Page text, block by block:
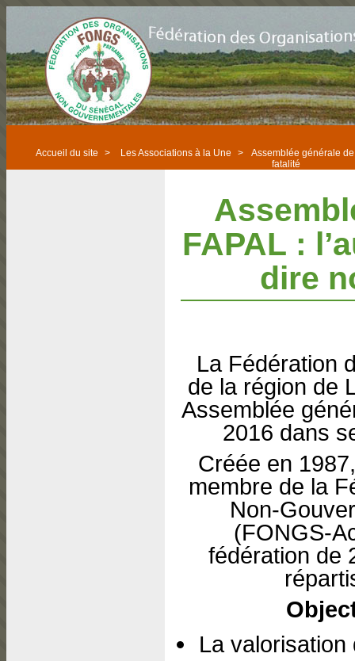
Accueil du site > Les Associations à la Une >
Assemblée générale
fatalité
FAPAL :
dire
La Fédération
de la région de
Assemblée
2016 dans
Créée en
membre de la
Non-
(FONGS-
fédération de
La